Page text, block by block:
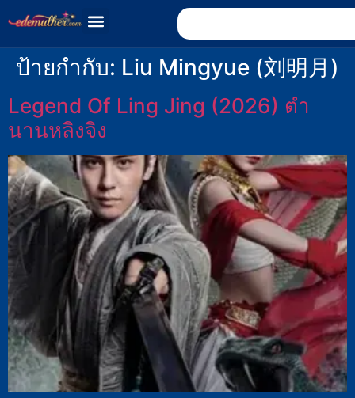
ป้ายกำกับ: Liu Mingyue (刘明月)
Legend Of Ling Jing (2026) ตำ
นานหลิงจิง